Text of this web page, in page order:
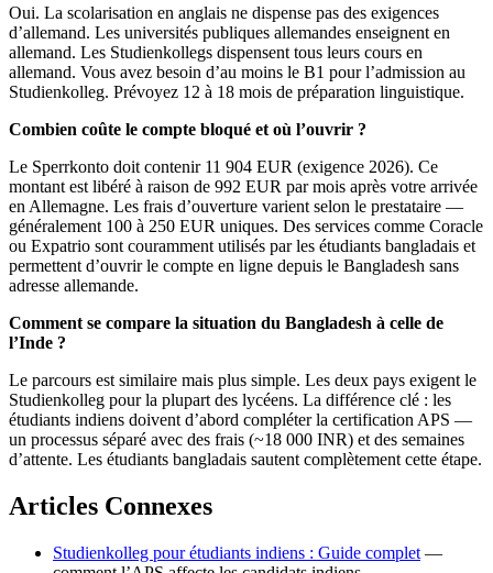
Oui. La scolarisation en anglais ne dispense pas des exigences
d’allemand. Les universités publiques allemandes enseignent en
allemand. Les Studienkollegs dispensent tous leurs cours en
allemand. Vous avez besoin d’au moins le B1 pour l’admission au
Studienkolleg. Prévoyez 12 à 18 mois de préparation linguistique.
Combien coûte le compte bloqué et où l’ouvrir ?
Le Sperrkonto doit contenir 11 904 EUR (exigence 2026). Ce
montant est libéré à raison de 992 EUR par mois après votre arrivée
en Allemagne. Les frais d’ouverture varient selon le prestataire —
généralement 100 à 250 EUR uniques. Des services comme Coracle
ou Expatrio sont couramment utilisés par les étudiants bangladais et
permettent d’ouvrir le compte en ligne depuis le Bangladesh sans
adresse allemande.
Comment se compare la situation du Bangladesh à celle de
l’Inde ?
Le parcours est similaire mais plus simple. Les deux pays exigent le
Studienkolleg pour la plupart des lycéens. La différence clé : les
étudiants indiens doivent d’abord compléter la certification APS —
un processus séparé avec des frais (~18 000 INR) et des semaines
d’attente. Les étudiants bangladais sautent complètement cette étape.
Articles Connexes
Studienkolleg pour étudiants indiens : Guide complet —